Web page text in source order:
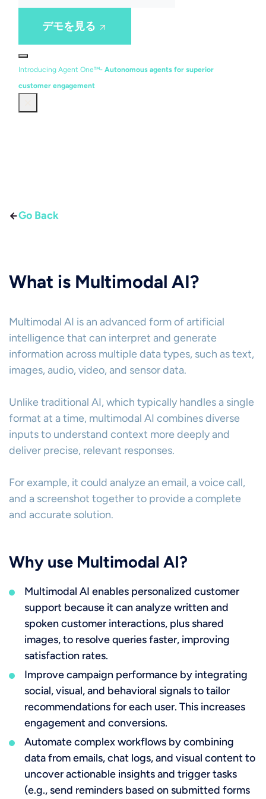
デモを見る
Introducing Agent One™- Autonomous agents for superior
customer engagement
Go Back
What is Multimodal AI?
Multimodal AI is an advanced form of artificial
intelligence that can interpret and generate
information across multiple data types, such as text,
images, audio, video, and sensor data.
Unlike traditional AI, which typically handles a single
format at a time, multimodal AI combines diverse
inputs to understand context more deeply and
deliver precise, relevant responses.
For example, it could analyze an email, a voice call,
and a screenshot together to provide a complete
and accurate solution.
Why use Multimodal AI?
Multimodal AI enables personalized customer
support because it can analyze written and
spoken customer interactions, plus shared
images, to resolve queries faster, improving
satisfaction rates.
Improve campaign performance by integrating
social, visual, and behavioral signals to tailor
recommendations for each user. This increases
engagement and conversions.
Automate complex workflows by combining
data from emails, chat logs, and visual content to
uncover actionable insights and trigger tasks
(e.g., send reminders based on submitted forms